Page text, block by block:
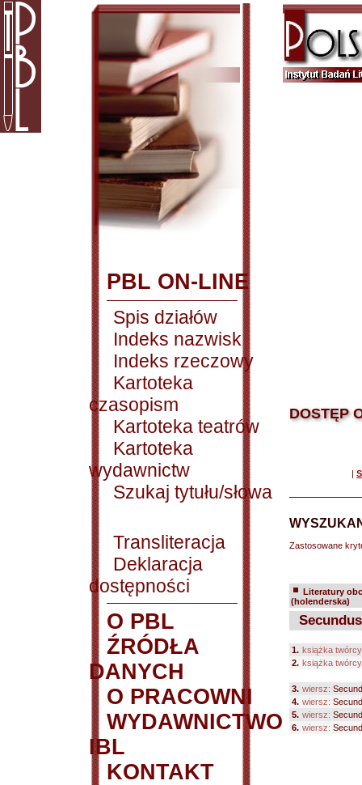
PBL ON-LINE
Spis działów
Indeks nazwisk
Indeks rzeczowy
Kartoteka
czasopism
Kartoteka teatrów
Kartoteka
wydawnictw
Szukaj tytułu/słowa
Transliteracja
Deklaracja
dostępności
O PBL
ŹRÓDŁA
DANYCH
O PRACOWNI
WYDAWNICTWO
IBL
KONTAKT
DOSTĘP
|
Zastosowane
Literatury
(holenderska)
1. książka
2. książka
3. wiersz:
4. wiersz:
5. wiersz:
6. wiersz: